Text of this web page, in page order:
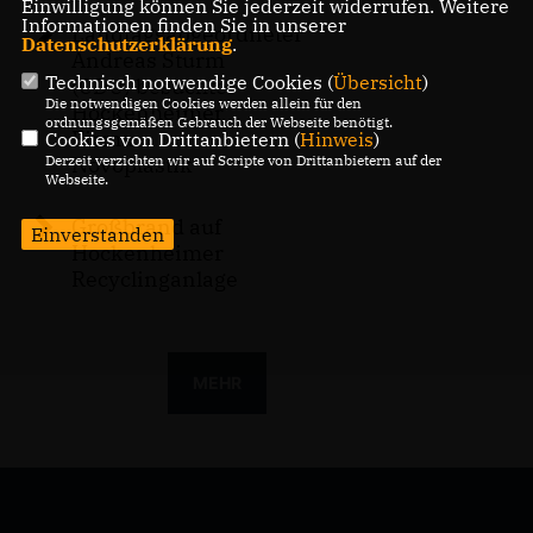
Landtagsabgeordneter
Andreas Sturm
(CDU) besuchte
Hockenheimer
Firma
Novoplastik
Großbrand auf
Hockenheimer
Einwilligung können Sie jederzeit widerrufen. Weitere
Informationen finden Sie in unserer
Datenschutzerklärung.
Technisch notwendige Cookies (Übersicht)
Die notwendigen Cookies werden allein für den
ordnungsgemäßen Gebrauch der Webseite benötigt.
Cookies von Drittanbietern (Hinweis)
Derzeit verzichten wir auf Scripte von Drittanbietern auf der
Webseite.
Einverstanden